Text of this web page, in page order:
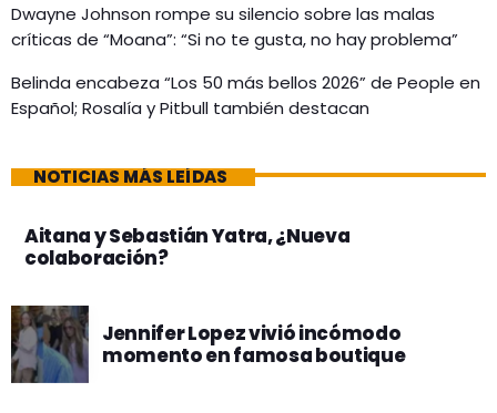
Dwayne Johnson rompe su silencio sobre las malas
críticas de “Moana”: “Si no te gusta, no hay problema”
Belinda encabeza “Los 50 más bellos 2026” de People en
Español; Rosalía y Pitbull también destacan
NOTICIAS MÁS LEÍDAS
Aitana y Sebastián Yatra, ¿Nueva
colaboración?
Jennifer Lopez vivió incómodo
momento en famosa boutique